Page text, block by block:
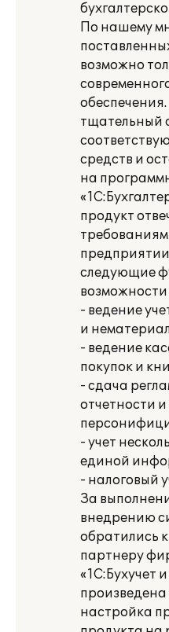
По нашему
возможно
тщательный
средств и
на
продукт
следующие
- ведение
и
- ведение
покупок и
- сдача
отчетности и
- учет
единой
- налоговый
За
внедрению
обратились
партнеру
«1С:Бухучет
произведена
настройка